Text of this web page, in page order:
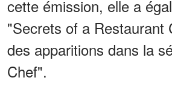
cette émission, elle a
"Secrets of a Restaurant
des apparitions dans la
Chef".